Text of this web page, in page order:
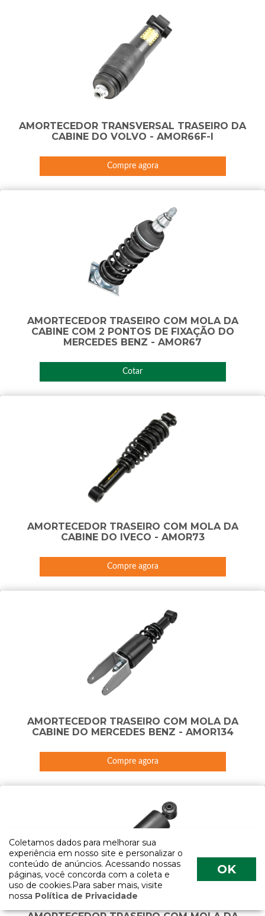
AMORTECEDOR TRANSVERSAL TRASEIRO DA
CABINE DO VOLVO - AMOR66F-I
Compre agora
AMORTECEDOR TRASEIRO COM MOLA DA
CABINE COM 2 PONTOS DE FIXAÇÃO DO
MERCEDES BENZ - AMOR67
Cotar
AMORTECEDOR TRASEIRO COM MOLA DA
CABINE DO IVECO - AMOR73
Compre agora
AMORTECEDOR TRASEIRO COM MOLA DA
CABINE DO MERCEDES BENZ - AMOR134
Compre agora
Coletamos dados para melhorar sua
experiência em nosso site e personalizar o
conteúdo de anúncios. Acessando nossas
páginas, você concorda com a coleta e
uso de cookies.Para saber mais, visite
nossa Política de Privacidade
OK